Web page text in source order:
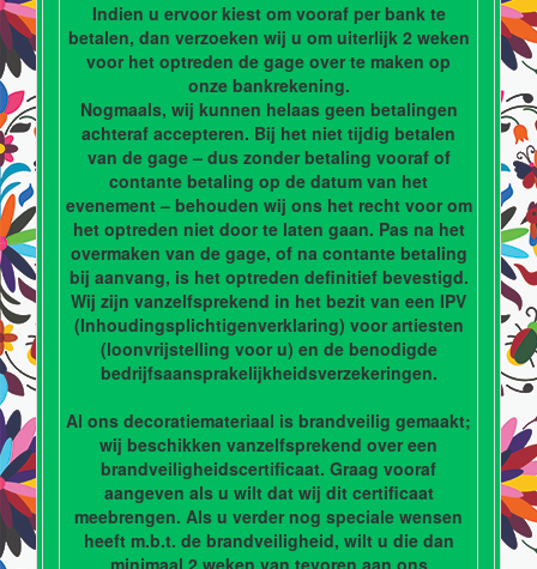
Indien u ervoor kiest om vooraf per bank te
betalen, dan verzoeken wij u om uiterlijk 2 weken
voor het optreden de gage over te maken op
onze bankrekening.
Nogmaals, wij kunnen helaas geen betalingen
achteraf accepteren. Bij het niet tijdig betalen
van de gage – dus zonder betaling vooraf of
contante betaling op de datum van het
evenement – behouden wij ons het recht voor om
het optreden niet door te laten gaan. Pas na het
overmaken van de gage, of na contante betaling
bij aanvang, is het optreden definitief bevestigd.
Wij zijn vanzelfsprekend in het bezit van een IPV
(Inhoudingsplichtigenverklaring) voor artiesten
(loonvrijstelling voor u) en de benodigde
bedrijfsaansprakelijkheidsverzekeringen.
Al ons decoratiemateriaal is brandveilig gemaakt;
wij beschikken vanzelfsprekend over een
brandveiligheidscertificaat. Graag vooraf
aangeven als u wilt dat wij dit certificaat
meebrengen. Als u verder nog speciale wensen
heeft m.b.t. de brandveiligheid, wilt u die dan